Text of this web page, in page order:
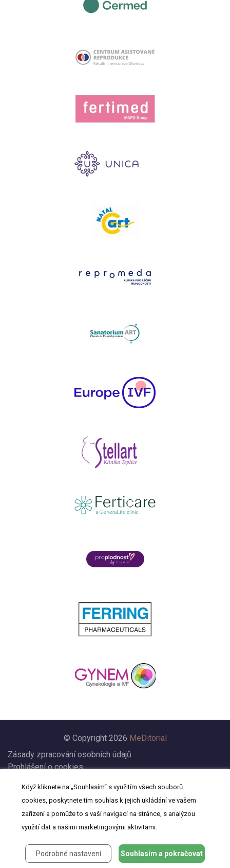
© Copyright 2026 MeDitorial
Zásady zpracování osobních údajů
Prohlášení o cookies
Prohlášení
Kontakt
Když kliknete na „Souhlasím“ s využitím všech souborů
cookies, poskytnete tím souhlas k jejich ukládání ve vašem
zařízení a pomůže to s vaší navigací na stránce, s analýzou
využití dat a našimi marketingovými aktivitami.
Podrobné nastavení Souhlasím a pokračovat